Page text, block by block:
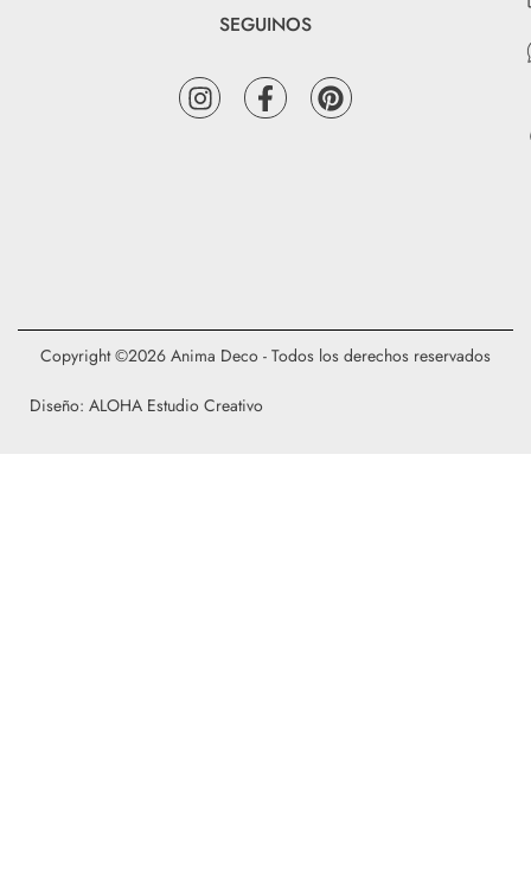
SEGUINOS
Diseño: ALOHA Estudio Creativo
Copyright ©2026 Anima Deco - Todos los derechos reservados